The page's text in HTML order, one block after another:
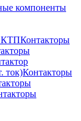
компоненты
КТПКонтакторы
ток)Контакторы